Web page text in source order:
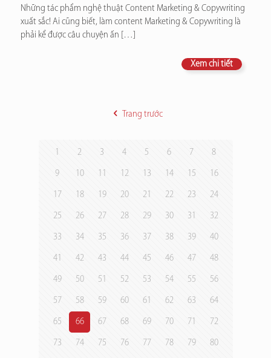
Những tác phẩm nghệ thuật Content Marketing & Copywriting
xuất sắc! Ai cũng biết, làm content Marketing & Copywriting là
phải kể được câu chuyện ấn […]
Xem chi tiết
Trang trước
1 2 3 4 5 6 7 8
9 10 11 12 13 14 15 16
17 18 19 20 21 22 23 24
25 26 27 28 29 30 31 32
33 34 35 36 37 38 39 40
41 42 43 44 45 46 47 48
49 50 51 52 53 54 55 56
57 58 59 60 61 62 63 64
65 66 67 68 69 70 71 72
73 74 75 76 77 78 79 80